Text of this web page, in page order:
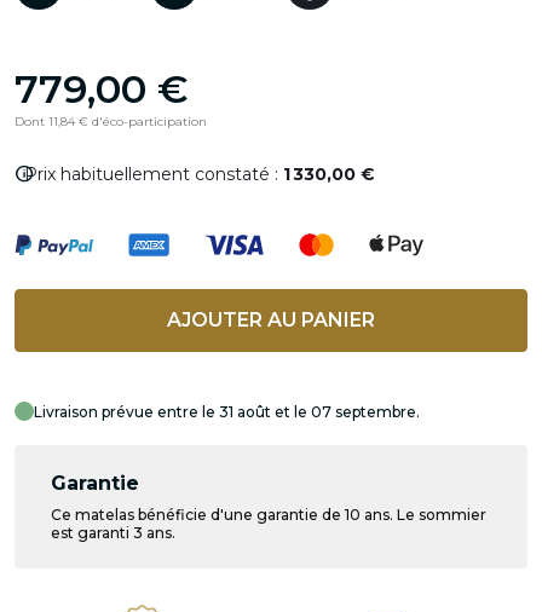
779,00 €
Dont 11,84 € d'éco-participation
infoPrix habituellement constaté : 1 330,00 €
AJOUTER AU PANIER
Livraison prévue entre le 31 août et le 07 septembre.
Garantie
Ce matelas bénéficie d'une garantie de 10 ans. Le sommier
est garanti 3 ans.